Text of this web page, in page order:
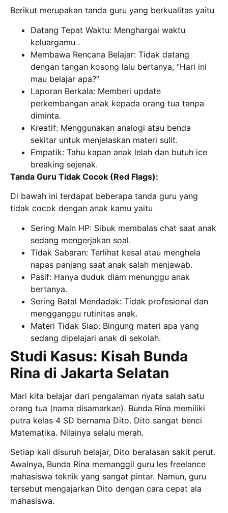
Berikut merupakan tanda guru yang berkualitas yaitu
Datang Tepat Waktu: Menghargai waktu
keluargamu .
Membawa Rencana Belajar: Tidak datang
dengan tangan kosong lalu bertanya, “Hari ini
mau belajar apa?”
Laporan Berkala: Memberi update
perkembangan anak kepada orang tua tanpa
diminta.
Kreatif: Menggunakan analogi atau benda
sekitar untuk menjelaskan materi sulit.
Empatik: Tahu kapan anak lelah dan butuh ice
breaking sejenak.
Tanda Guru Tidak Cocok (Red Flags):
Di bawah ini terdapat beberapa tanda guru yang
tidak cocok dengan anak kamu yaitu
Sering Main HP: Sibuk membalas chat saat anak
sedang mengerjakan soal.
Tidak Sabaran: Terlihat kesal atau menghela
napas panjang saat anak salah menjawab.
Pasif: Hanya duduk diam menunggu anak
bertanya.
Sering Batal Mendadak: Tidak profesional dan
mengganggu rutinitas anak.
Materi Tidak Siap: Bingung materi apa yang
sedang dipelajari anak di sekolah.
Studi Kasus: Kisah Bunda
Rina di Jakarta Selatan
Mari kita belajar dari pengalaman nyata salah satu
orang tua (nama disamarkan). Bunda Rina memiliki
putra kelas 4 SD bernama Dito. Dito sangat benci
Matematika. Nilainya selalu merah.
Setiap kali disuruh belajar, Dito beralasan sakit perut.
Awalnya, Bunda Rina memanggil guru les freelance
mahasiswa teknik yang sangat pintar. Namun, guru
tersebut mengajarkan Dito dengan cara cepat ala
mahasiswa.